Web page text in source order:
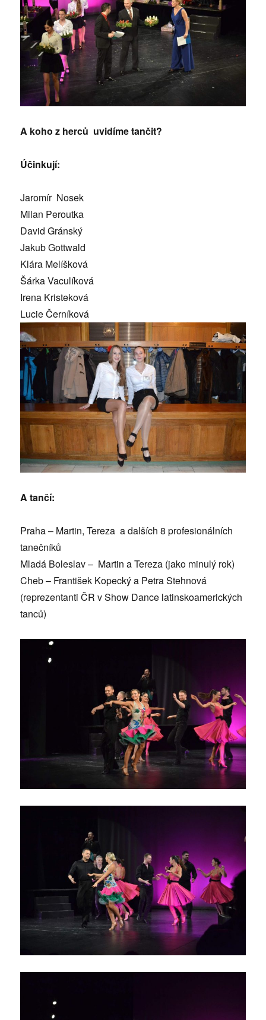
A koho z herců uvidíme tančit?
Účinkují:
Jaromír Nosek
Milan Peroutka
David Gránský
Jakub Gottwald
Klára Melíšková
Šárka Vaculíková
Irena Kristeková
Lucie Černíková
A tančí:
Praha – Martin, Tereza a dalších 8 profesionálních
tanečníků
Mladá Boleslav – Martin a Tereza (jako minulý rok)
Cheb – František Kopecký a Petra Stehnová
(reprezentanti ČR v Show Dance latinskoamerických
tanců)